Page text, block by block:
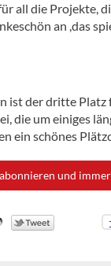
all die Projekte,
an ,das
ist der dritte
die um einiges
schönes
und